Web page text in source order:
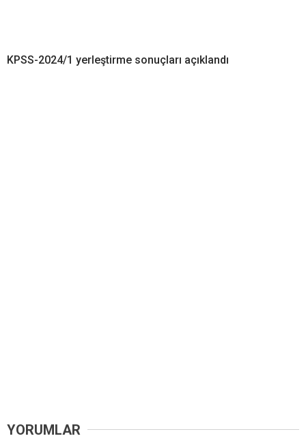
KPSS-2024/1 yerleştirme sonuçları açıklandı
YORUMLAR